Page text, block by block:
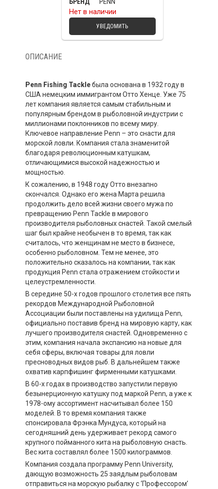
БРЕНД
Нет в наличии
УВЕДОМИТЬ
ОПИСАНИЕ
Penn Fishing Tackleбыла основана в 1932 году в
США немецким иммигрантом Отто Хенце. Уже 75
лет компания является самым стабильным и
популярным брендом в рыболовной индустрии с
миллионами поклонников по всему миру.
Ключевое направление Penn – это снасти для
морской ловли. Компания стала знаменитой
благодаря революционным катушкам,
отличающимися высокой надежностью и
мощностью.
К сожалению, в 1948 году Отто внезапно
скончался. Однако его жена Марта решила
продолжить дело всей жизни своего мужа по
превращению Penn Tackle в мирового
производителя рыболовных снастей. Такой смелый
шаг был крайне необычен в то время, так как
считалось, что женщинам не место в бизнесе,
особенно рыболовном. Тем не менее, это
положительно сказалось на компании, так как
продукция Penn стала отражением стойкости и
целеустремленности.
В середине 50-х годов прошлого столетия все пять
рекордов Международной Рыболовной
Ассоциации были поставлены на удилища Penn,
официально поставив бренд на мировую карту, как
лучшего производителя снастей. Одновременно с
этим, компания начала экспансию на новые для
себя сферы, включая товары для ловли
пресноводных видов рыб. В дальнейшем также
охватив карпфишинг фирменными катушками.
В 60-х годах в производство запустили первую
безынерционную катушку под маркой Penn, а уже к
1978-ому ассортимент насчитывал более 150
моделей. В то время компания также
спонсировала Фрэнка Мундуса, который на
сегодняшний день удерживает рекорд самого
крупного пойманного кита на рыболовную снасть.
Вес кита составлял более 1500 килограммов.
Компания создала программу Penn University,
дающую возможность 25 заядлым рыболовам
отправиться на морскую рыбалку с ‘Профессором’